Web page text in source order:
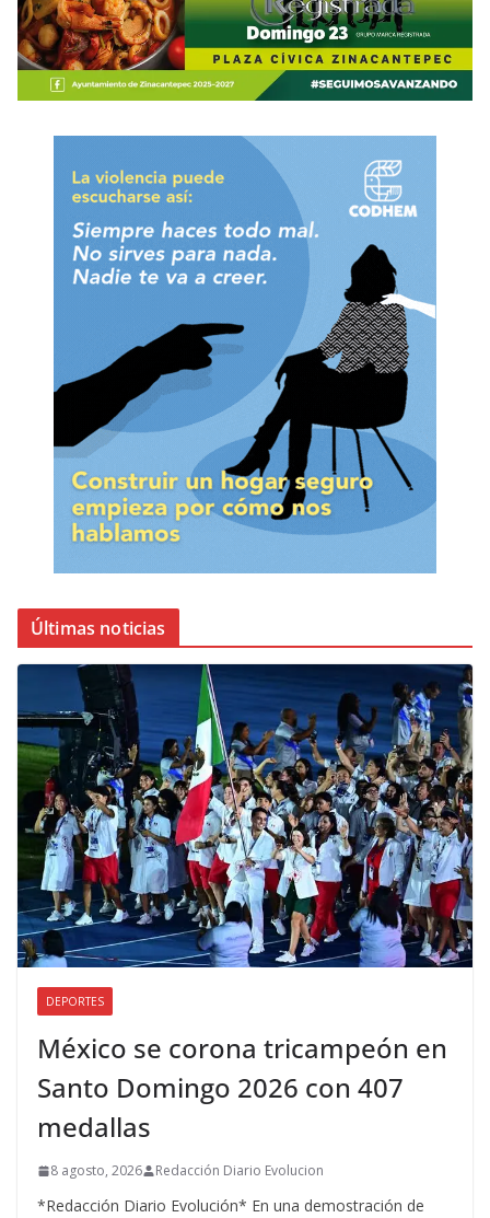
Últimas noticias
DEPORTES
México se corona tricampeón en
Santo Domingo 2026 con 407
medallas
8 agosto, 2026 Redacción Diario Evolucion
*Redacción Diario Evolución* En una demostración de